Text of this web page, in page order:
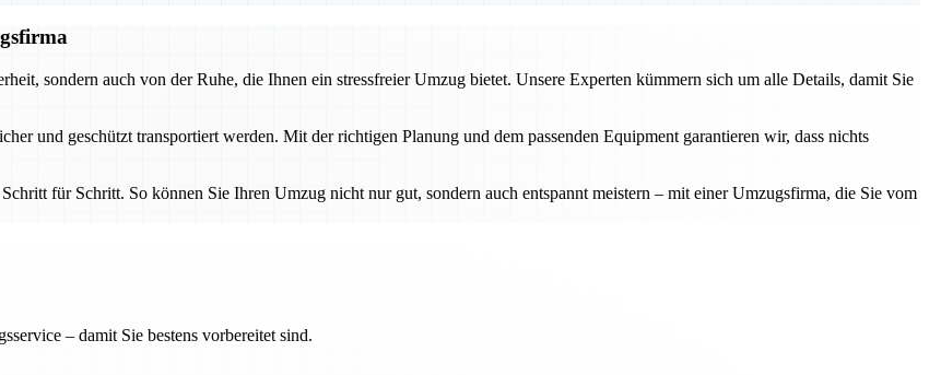
sondern auch von der Ruhe, die Ihnen ein stressfreier Umzug bietet. Unsere Experten kümmern sich um alle Details, damit Sie
und geschützt transportiert werden. Mit der richtigen Planung und dem passenden Equipment garantieren wir, dass nichts
für Schritt. So können Sie Ihren Umzug nicht nur gut, sondern auch entspannt meistern – mit einer Umzugsfirma, die Sie vom
– damit Sie bestens vorbereitet sind.